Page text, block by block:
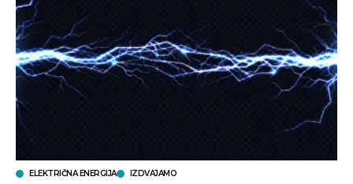
ELEKTRIČNA ENERGIJA IZDVAJAMO